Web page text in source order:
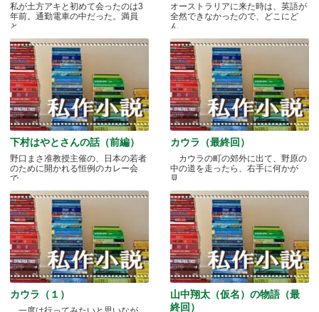
私が土方アキと初めて会ったのは3
年前。通勤電車の中だった。満員
と.....
オーストラリアに来た時は、英語が
全然できなかったので、どこにど
ん.....
下村はやとさんの話（前編）
野口まさ准教授主催の、日本の若者
のために開かれる恒例のカレー会
で.....
カウラ（最終回）
カウラの町の郊外に出て、野原の
中の道を走ったら、右手に何かが
見.....
カウラ（１）
山中翔太（仮名）の物語（最
終回）